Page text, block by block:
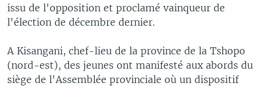
issu de l'opposition et proclamé vainqueur de
l'élection de décembre dernier.
A Kisangani, chef-lieu de la province de la Tshopo
(nord-est), des jeunes ont manifesté aux abords du
siège de l'Assemblée provinciale où un dispositif